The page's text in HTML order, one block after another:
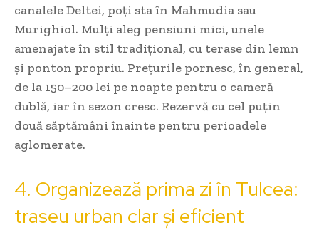
canalele Deltei, poți sta în Mahmudia sau
Murighiol. Mulți aleg pensiuni mici, unele
amenajate în stil tradițional, cu terase din lemn
și ponton propriu. Prețurile pornesc, în general,
de la 150–200 lei pe noapte pentru o cameră
dublă, iar în sezon cresc. Rezervă cu cel puțin
două săptămâni înainte pentru perioadele
aglomerate.
4. Organizează prima zi în Tulcea:
traseu urban clar și eficient